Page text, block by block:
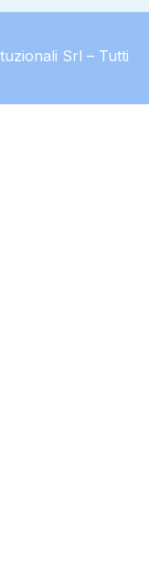
Srl – Tutti